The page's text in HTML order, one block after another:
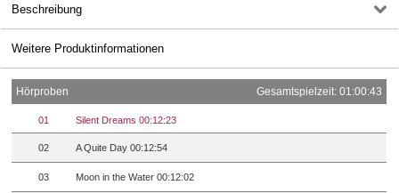
Beschreibung
Weitere Produktinformationen
Hörproben Gesamtspielzeit: 01:00:43
01 Silent Dreams 00:12:23
02 A Quite Day 00:12:54
03 Moon in the Water 00:12:02